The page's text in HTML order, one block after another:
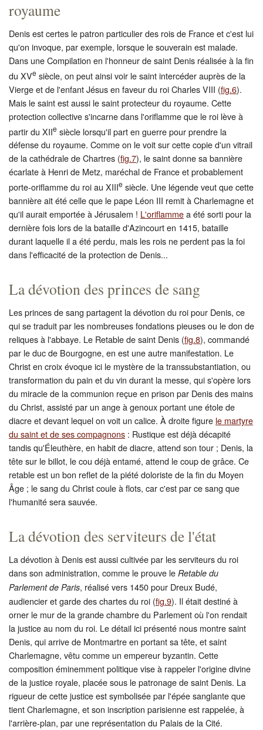
royaume
Denis est certes le patron particulier des rois de France et c'est lui
qu'on invoque, par exemple, lorsque le souverain est malade.
Dans une Compilation en l'honneur de saint Denis réalisée à la fin
du XVe siècle, on peut ainsi voir le saint intercéder auprès de la
Vierge et de l'enfant Jésus en faveur du roi Charles VIII (fig.6).
Mais le saint est aussi le saint protecteur du royaume. Cette
protection collective s'incarne dans l'oriflamme que le roi lève à
partir du XIIe siècle lorsqu'il part en guerre pour prendre la
défense du royaume. Comme on le voit sur cette copie d'un vitrail
de la cathédrale de Chartres (fig.7), le saint donne sa bannière
écarlate à Henri de Metz, maréchal de France et probablement
porte-oriflamme du roi au XIIIe siècle. Une légende veut que cette
bannière ait été celle que le pape Léon III remit à Charlemagne et
qu'il aurait emportée à Jérusalem ! L'oriflammea été sorti pour la
dernière fois lors de la bataille d'Azincourt en 1415, bataille
durant laquelle il a été perdu, mais les rois ne perdent pas la foi
dans l'efficacité de la protection de Denis...
La dévotion des princes de sang
Les princes de sang partagent la dévotion du roi pour Denis, ce
qui se traduit par les nombreuses fondations pieuses ou le don de
reliques à l'abbaye. Le Retable de saint Denis (fig.8), commandé
par le duc de Bourgogne, en est une autre manifestation. Le
Christ en croix évoque ici le mystère de la transsubstantiation, ou
transformation du pain et du vin durant la messe, qui s'opère lors
du miracle de la communion reçue en prison par Denis des mains
du Christ, assisté par un ange à genoux portant une étole de
diacre et devant lequel on voit un calice. À droite figure le martyre
du saint et de ses compagnons : Rustique est déjà décapité
tandis qu'Éleuthère, en habit de diacre, attend son tour ; Denis, la
tête sur le billot, le cou déjà entamé, attend le coup de grâce. Ce
retable est un bon reflet de la piété doloriste de la fin du Moyen
Âge ; le sang du Christ coule à flots, car c'est par ce sang que
l'humanité sera sauvée.
La dévotion des serviteurs de l'état
La dévotion à Denis est aussi cultivée par les serviteurs du roi
dans son administration, comme le prouve le Retable du
Parlement de Paris, réalisé vers 1450 pour Dreux Budé,
audiencier et garde des chartes du roi (fig.9). Il était destiné à
orner le mur de la grande chambre du Parlement où l'on rendait
la justice au nom du roi. Le détail ici présenté nous montre saint
Denis, qui arrive de Montmartre en portant sa tête, et saint
Charlemagne, vêtu comme un empereur byzantin. Cette
composition éminemment politique vise à rappeler l'origine divine
de la justice royale, placée sous le patronage de saint Denis. La
rigueur de cette justice est symbolisée par l'épée sanglante que
tient Charlemagne, et son inscription parisienne est rappelée, à
l'arrière-plan, par une représentation du Palais de la Cité.